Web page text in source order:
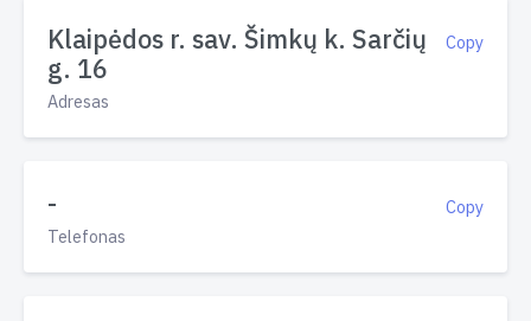
Copy
Klaipėdos r. sav. Šimkų k. Sarčių
g. 16
Adresas
Copy
-
Telefonas